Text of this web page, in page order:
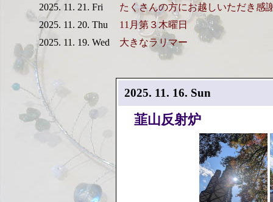
2025. 11. 21. Fri
たくさんの方にお越しいただき感
2025. 11. 20. Thu
11月第３木曜日
2025. 11. 19. Wed
大きなラリマー
2025. 11. 16. Sun
韮山反射炉